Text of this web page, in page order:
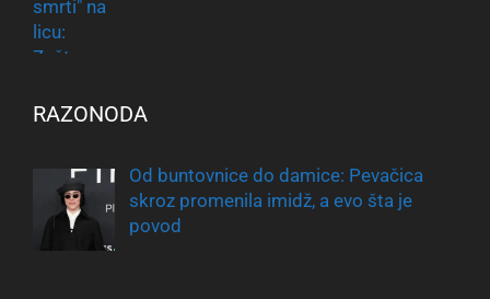
RAZONODA
Od buntovnice do damice: Pevačica
skroz promenila imidž, a evo šta je
povod